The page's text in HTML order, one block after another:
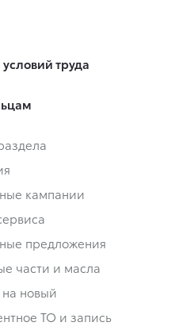
труда
кампании
предложения
части и масла
новый
ТО и запись